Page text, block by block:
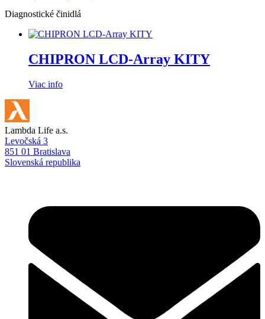
Diagnostické činidlá
CHIPRON LCD-Array KITY
Viac info
Lambda Life a.s.
Levočská 3
851 01 Bratislava
Slovenská republika